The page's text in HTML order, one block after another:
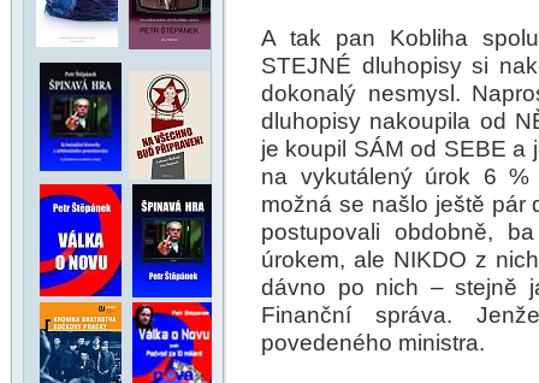
A tak pan Kobliha
STEJNÉ dluhopisy si
dokonalý nesmysl.
dluhopisy nakoupila od
je koupil SÁM od SEBE a
na vykutálený úrok 6 %
možná se našlo ještě pár
postupovali obdobně,
úrokem, ale NIKDO z
dávno po nich – stejně
Finanční správa.
povedeného ministra.